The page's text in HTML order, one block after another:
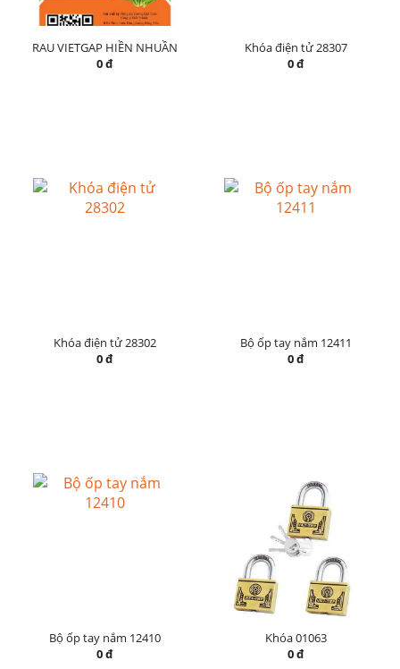
RAU VIETGAP HIỀN NHUẦN
0 đ
Khóa điện tử 28307
0 đ
Khóa điện tử 28302
0 đ
Bộ ốp tay nắm 12411
0 đ
Bộ ốp tay nắm 12410
0 đ
Khóa 01063
0 đ